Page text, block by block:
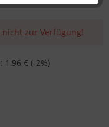
zur Verfügung!
1,96 € (-2%)